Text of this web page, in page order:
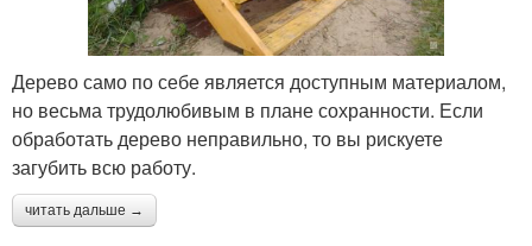
Дерево само по себе является доступным материалом,
но весьма трудолюбивым в плане сохранности. Если
обработать дерево неправильно, то вы рискуете
загубить всю работу.
читать дальше →